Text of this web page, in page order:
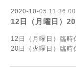
2020-10-05 11:36:00
12日（月曜日）
12日（月曜日）臨時
20日（火曜日）臨時